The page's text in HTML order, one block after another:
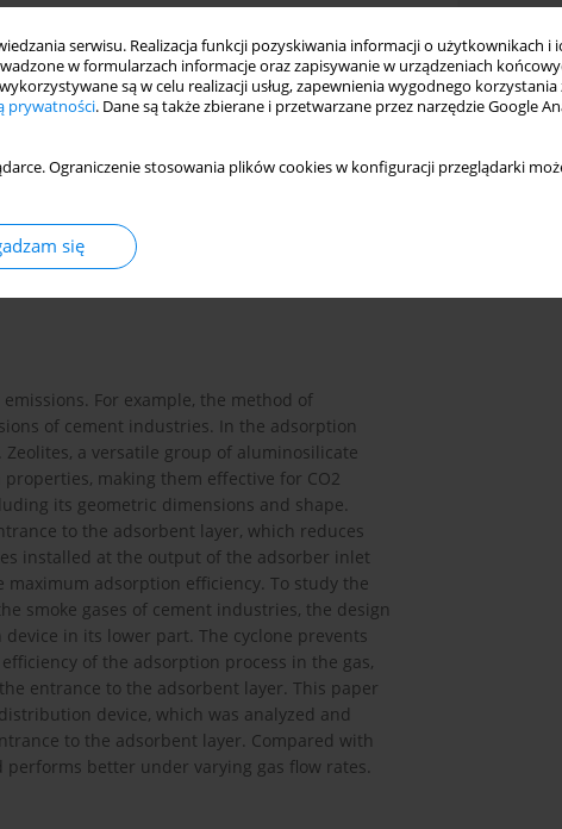
serwisu. Realizacja funkcji pozyskiwania informacji o użytkownikach i
w formularzach informacje oraz zapisywanie w urządzeniach
są w celu realizacji usług, zapewnienia wygodnego
prywatności. Dane są także zbierane i przetwarzane przez narzędzie Google
Ograniczenie stosowania plików cookies w konfiguracji przeglądarki
się
speed adsorbent adsorber
For example, the method of
of cement industries. In the adsorption
a versatile group of aluminosilicate
making them effective for CO2
its geometric dimensions and shape.
to the adsorbent layer, which reduces
installed at the output of the adsorber inlet
adsorption efficiency. To study the
smoke gases of cement industries, the design
in its lower part. The cyclone prevents
of the adsorption process in the gas,
entrance to the adsorbent layer. This paper
device, which was analyzed and
to the adsorbent layer. Compared with
better under varying gas flow rates.
a
The